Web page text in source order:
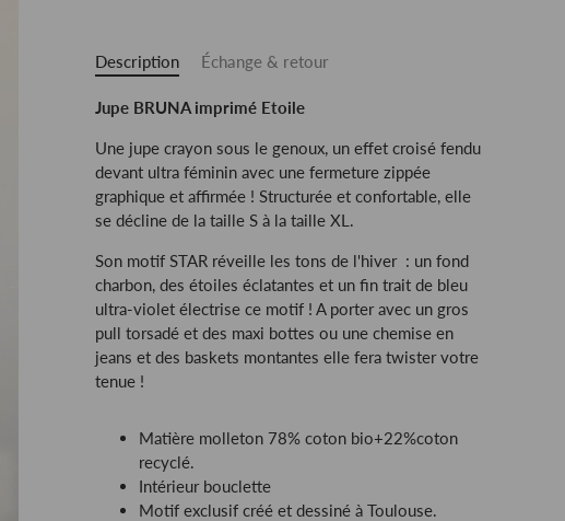
Description Échange & retour
Jupe BRUNA imprimé Etoile
Une jupe crayon sous le genoux, un effet croisé fendu
devant ultra féminin avec une fermeture zippée
graphique et affirmée ! Structurée et confortable, elle
se décline de la taille S à la taille XL.
Son motif STAR réveille les tons de l'hiver : un fond
charbon, des étoiles éclatantes et un fin trait de bleu
ultra-violet électrise ce motif ! A porter avec un gros
pull torsadé et des maxi bottes ou une chemise en
jeans et des baskets montantes elle fera twister votre
tenue !
Matière molleton 78% coton bio+22%coton
recyclé.
Intérieur bouclette
Motif exclusif créé et dessiné à Toulouse.